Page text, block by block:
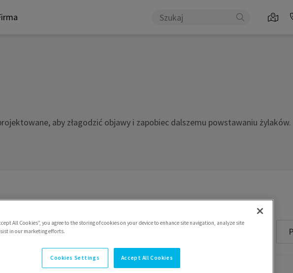
aby złagodzić objawy i zapobiec dalszemu powstawaniu żylaków.
All Cookies”, you agree to the storing of cookies on your device to enhance site navigation, analyze site
in our marketing efforts.
Cookies Settings Accept All Cookies